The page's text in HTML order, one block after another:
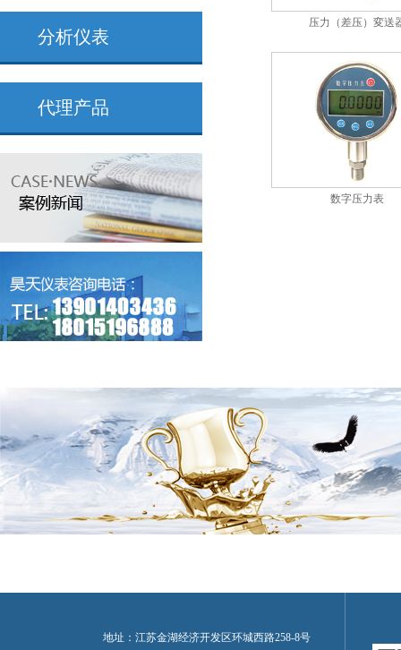
分析仪表
代理产品
压力（差压）変送
数字压力表
地址：江苏金湖经济开发区环城西路258-8号